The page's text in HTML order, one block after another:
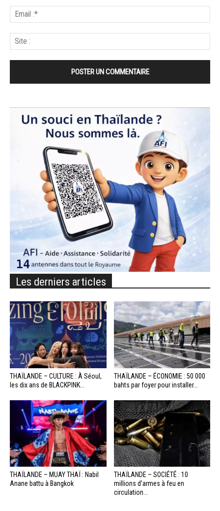
Les derniers articles
THAÏLANDE – CULTURE : À Séoul,
les dix ans de BLACKPINK...
THAÏLANDE – ÉCONOMIE : 50 000
bahts par foyer pour installer...
THAÏLANDE – MUAY THAÏ : Nabil
Anane battu à Bangkok
THAÏLANDE – SOCIÉTÉ : 10
millions d’armes à feu en
circulation...